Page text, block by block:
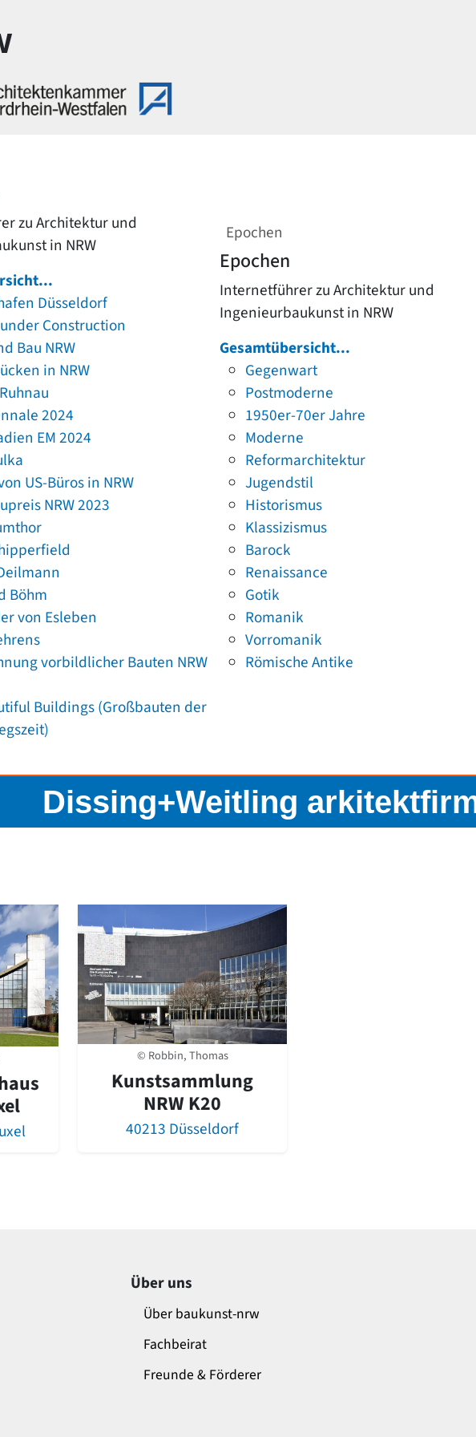
zu Architektur und
in NRW
Düsseldorf
Construction
Bau NRW
in NRW
2024
EM 2024
US-Büros in NRW
NRW 2023
Böhm
von Esleben
vorbildlicher Bauten NRW
Buildings (Großbauten der
Epochen
Epochen
Internetführer zu Architektur und
Ingenieurbaukunst in NRW
Gesamtübersicht...
Gegenwart
Postmoderne
1950er-70er Jahre
Moderne
Reformarchitektur
Jugendstil
Historismus
Klassizismus
Barock
Renaissance
Gotik
Romanik
Vorromanik
Römische Antike
Dissing+Weitling
© Robbin, Thomas
Kunstsammlung
NRW K20
40213 Düsseldorf
Über uns
Über baukunst-nrw
Fachbeirat
Freunde & Förderer